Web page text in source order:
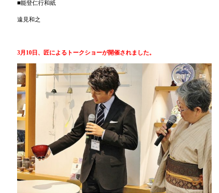
■能登仁行和紙
遠見和之
3月10日、 匠によるトークショーが開催されました。